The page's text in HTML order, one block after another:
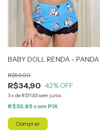
BABY DOLL RENDA - PANDA
R$34,90
R$59,90
42% OFF
3x de R$11,63 sem juros
R$33,85 com PIX
Comprar